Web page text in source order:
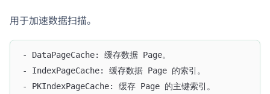
用于加速数据扫描。
- DataPageCache: 缓存数据 Page。
- IndexPageCache: 缓存数据 Page 的索引。
- PKIndexPageCache: 缓存 Page 的主键索引。